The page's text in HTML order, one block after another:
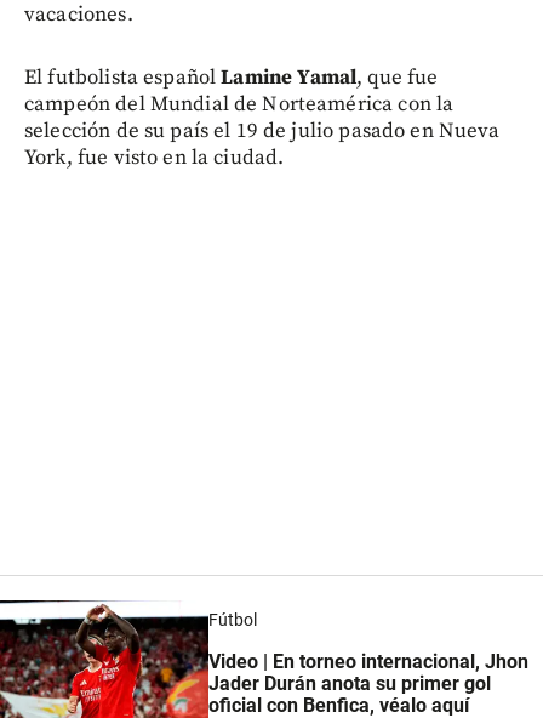
vacaciones.
El futbolista españolLamine Yamal, que fue
campeón del Mundial de Norteamérica con la
selección de su país el 19 de julio pasado en Nueva
York, fue visto en la ciudad.
Fútbol
Video | En torneo internacional, Jhon
Jader Durán anota su primer gol
oficial con Benfica, véalo aquí